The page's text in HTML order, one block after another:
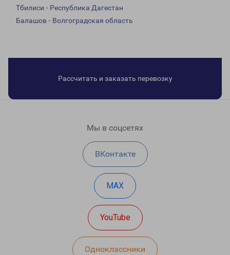
Тбилиси - Республика Дагестан
Балашов - Волгоградская область
Рассчитать и заказать перевозку
Мы в соцсетях
ВКонтакте
MAX
YouTube
Одноклассники